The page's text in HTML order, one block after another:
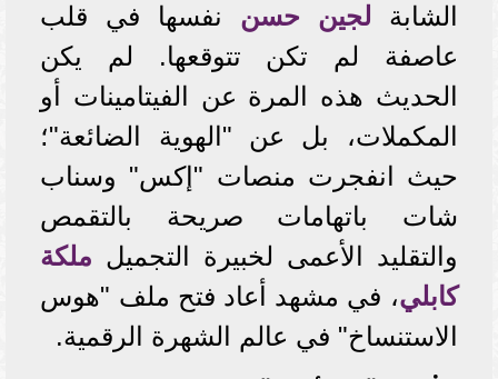
الشابة لجين حسن نفسها في قلب
عاصفة لم تكن تتوقعها. لم يكن
الحديث هذه المرة عن الفيتامينات أو
المكملات، بل عن "الهوية الضائعة"؛
حيث انفجرت منصات "إكس" وسناب
شات باتهامات صريحة بالتقمص
والتقليد الأعمى لخبيرة التجميل ملكة
كابلي، في مشهد أعاد فتح ملف "هوس
الاستنساخ" في عالم الشهرة الرقمية.